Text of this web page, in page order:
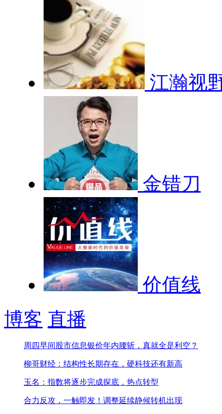
江瀚视
金错刀
价值线
博客 直播
周四早间股市信息银价年内腰斩，真就全是利空？
柳哥财经：结构性长期存在，硬科技还有新高
玉名：指数将逐步完成探底，热点转型
合力反攻，一触即发！ 调整延续静候转机出现